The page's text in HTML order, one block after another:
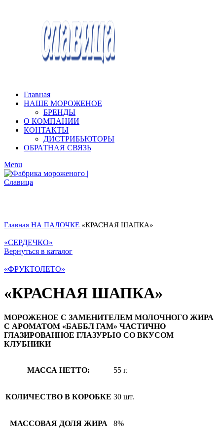
Главная
НАШЕ МОРОЖЕНОЕ
БРЕНДЫ
О КОМПАНИИ
КОНТАКТЫ
ДИСТРИБЬЮТОРЫ
ОБРАТНАЯ СВЯЗЬ
Menu
Главная НА ПАЛОЧКЕ «КРАСНАЯ ШАПКА»
«СЕРДЕЧКО»
Вернуться в каталог
«ФРУКТОЛЕТО»
«КРАСНАЯ ШАПКА»
МОРОЖЕНОЕ С ЗАМЕНИТЕЛЕМ МОЛОЧНОГО ЖИРА
С АРОМАТОМ «БАББЛ ГАМ» ЧАСТИЧНО
ГЛАЗИРОВАННОЕ ГЛАЗУРЬЮ СО ВКУСОМ
КЛУБНИКИ
МАССА НЕТТО: 55 г.
КОЛИЧЕСТВО В КОРОБКЕ 30 шт.
МАССОВАЯ ДОЛЯ ЖИРА 8%